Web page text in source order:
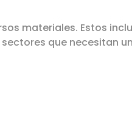
materiales. Estos
que necesitan